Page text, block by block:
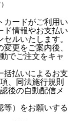
カードがご利用い
ド情報やお支払い
ルいたします。
更をご案内後、
でご注文をキャ
括払いによるお支
、同法施行規則
後の自動配信メ
）をお願いする